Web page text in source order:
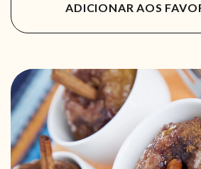
ADICIONAR AOS